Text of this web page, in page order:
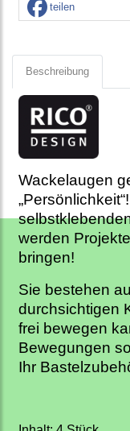
teilen
Beschreibung
Wackelaugen
werden
bringen!
Sie bestehen
durchsichtigen
frei bewegen
Bewegungen
Ihr